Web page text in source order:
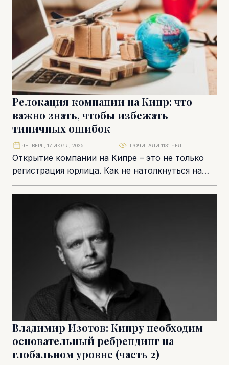
Релокация компании на Кипр: что
важно знать, чтобы избежать
типичных ошибок
Открытие компании на Кипре – это не только
регистрация юрлица. Как не натолкнуться на
отказ банка, не потерять право на...
ЧЕТВЕРГ, 17 ИЮЛЯ, 2025 ПРОЧИТАЛИ 1131 ЧЕЛ.
Владимир Изотов: Кипру необходим
основательный ребрендинг на
глобальном уровне (часть 2)